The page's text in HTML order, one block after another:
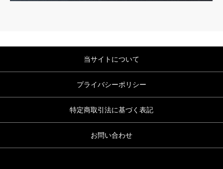
当サイトについて
プライバシーポリシー
特定商取引法に基づく表記
お問い合わせ